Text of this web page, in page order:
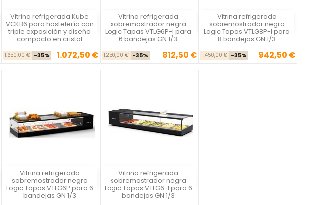
Vitrina refrigerada Kube
VCKB6 para hostelería con
triple exposición y diseño
compacto en cristal
Precio base
1.650,00 € -35% Precio
1.072,50 €

Vista rápida Vitrina refrigerada
sobremostrador negra
Logic Tapas VTLG6P-I para
6 bandejas GN 1/3
Precio base
1.250,00 € -35% Precio
812,50 €

Vista rápida Vitrina refrigerada
sobremostrador negra
Logic Tapas VTLG8P-I para
8 bandejas GN 1/3
Precio base
1.450,00 € -35% Precio
942,50 €

Vista rápida
Vitrina refrigerada
sobremostrador negra
Logic Tapas VTLG6P para 6
bandejas GN 1/3

Vista rápida Vitrina refrigerada
sobremostrador negra
Logic Tapas VTLG6-I para 6
bandejas GN 1/3

Vista rápida